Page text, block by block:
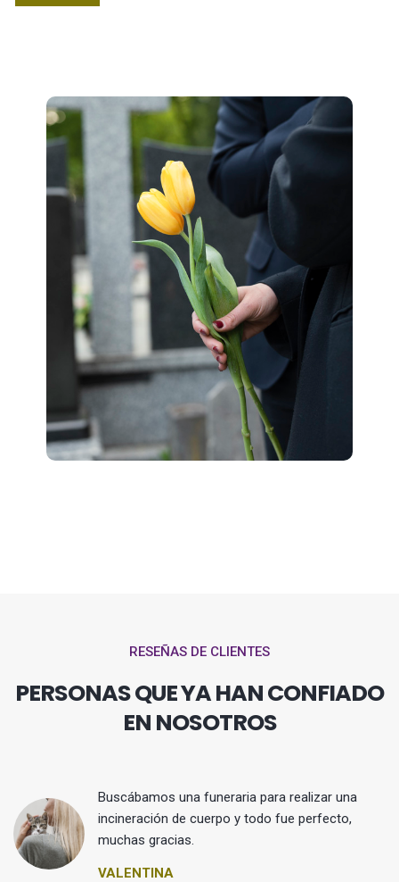
RESEÑAS DE CLIENTES
PERSONAS QUE YA HAN CONFIADO
EN NOSOTROS
Buscábamos una funeraria para realizar una
incineración de cuerpo y todo fue perfecto,
muchas gracias.
VALENTINA